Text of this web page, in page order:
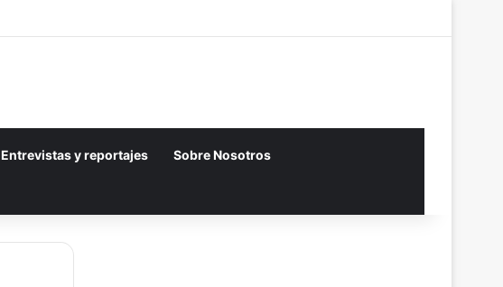
Entrevistas y reportajes Sobre Nosotros